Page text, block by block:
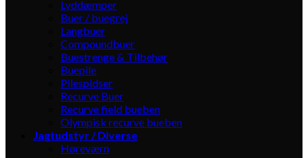
Lyddæmper
Buer / buegrej
Langbuer
Compoundbuer
Buestrenge & Tilbehør
Buepile
Pilespidser
Recurve Buer
Recurve field bueben
Olympisk recurve bueben
Jagtudstyr / Diverse
Høreværn